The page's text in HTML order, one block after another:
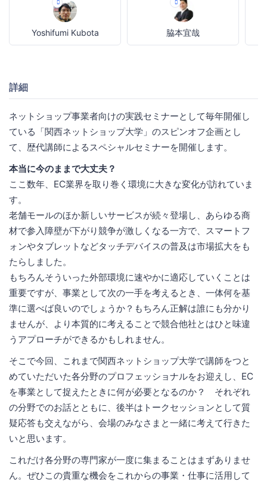
Yoshifumi Kubota 脇本宜哉
詳細
ネットショップ事業者向けの実践セミナーとして毎年開催し
ている「関西ネットショップ大学」のスピンオフ企画とし
て、歴代講師によるスペシャルセミナーを開催します。
本当に今のままで大丈夫？
ここ数年、EC業界を取り巻く環境に大きな変化が訪れていま
す。
老舗モールのほか新しいサービスが続々登場し、あらゆる商
材で参入障壁が下がり競争が激しくなる一方で、スマートフ
ォンやタブレットなどタッチデバイスの普及は市場拡大をも
たらしました。
もちろんそういった外部環境に速やかに適応していくことは
重要ですが、事業として次の一手を考えるとき、一体何を基
準に選べば良いのでしょうか？もちろん正解は誰にも分かり
ませんが、より本質的に考えることで競合他社とはひと味違
うアプローチができるかもしれません。
そこで今回、これまで関西ネットショップ大学で講師をつと
めていただいた各分野のプロフェッショナルをお迎えし、EC
を事業として捉えたときに何が必要となるのか？ それぞれ
の分野でのお話とともに、後半はトークセッションとして質
疑応答も交えながら、会場のみなさまと一緒に考えて行きた
いと思います。
これだけ各分野の専門家が一度に集まることはまずありませ
ん。ぜひこの貴重な機会をこれからの事業・仕事に活用して